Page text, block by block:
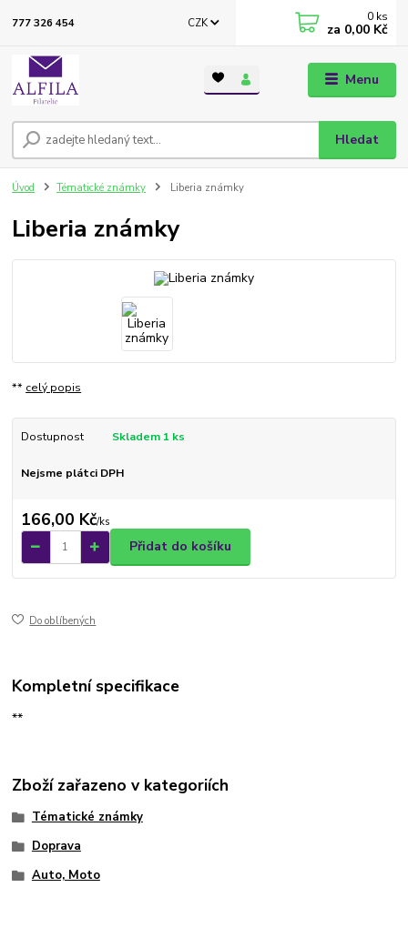
Menu
CZK
Hledat
777 326 454 0 ks
za 0,00 Kč
Úvod Tématické známky Liberia známky
Liberia známky
** celý popis
Dostupnost Skladem 1 ks
Nejsme plátci DPH
166,00 Kč/ks
Přidat do košíku
Do oblíbených
Kompletní specifikace
**
Zboží zařazeno v kategoriích
Tématické známky
Doprava
Auto, Moto